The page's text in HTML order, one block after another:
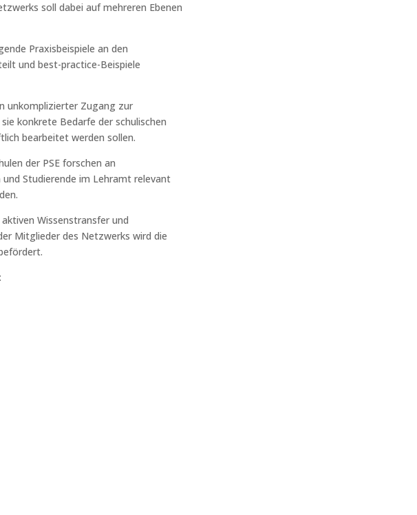
soll dabei auf mehreren Ebenen
Praxisbeispiele an den
und best-practice-Beispiele
unkomplizierter Zugang zur
konkrete Bedarfe der schulischen
bearbeitet werden sollen.
der PSE forschen an
Studierende im Lehramt relevant
Wissenstransfer und
Mitglieder des Netzwerks wird die